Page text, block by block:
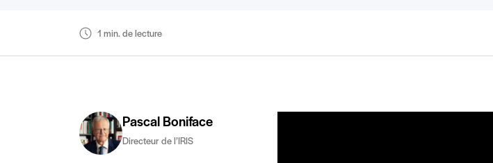
1 min. de lecture
Pascal Boniface
Directeur de l’IRIS